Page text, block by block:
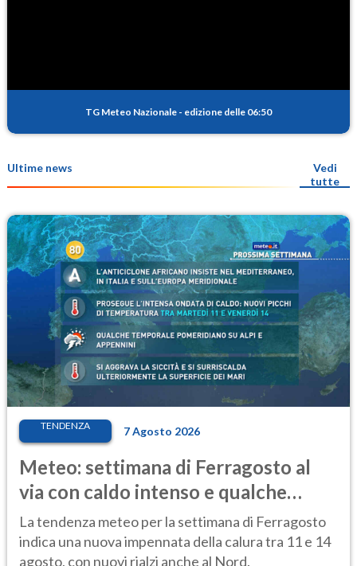
TG Meteo Nazionale - edizione delle 06:50
Ultime news
Vedi
tutte
TENDENZA 7 Agosto 2026
Meteo: settimana di Ferragosto al
via con caldo intenso e qualche
temporale
La tendenza meteo per la settimana di Ferragosto
indica una nuova impennata della calura tra 11 e 14
agosto, con nuovi rialzi anche al Nord.